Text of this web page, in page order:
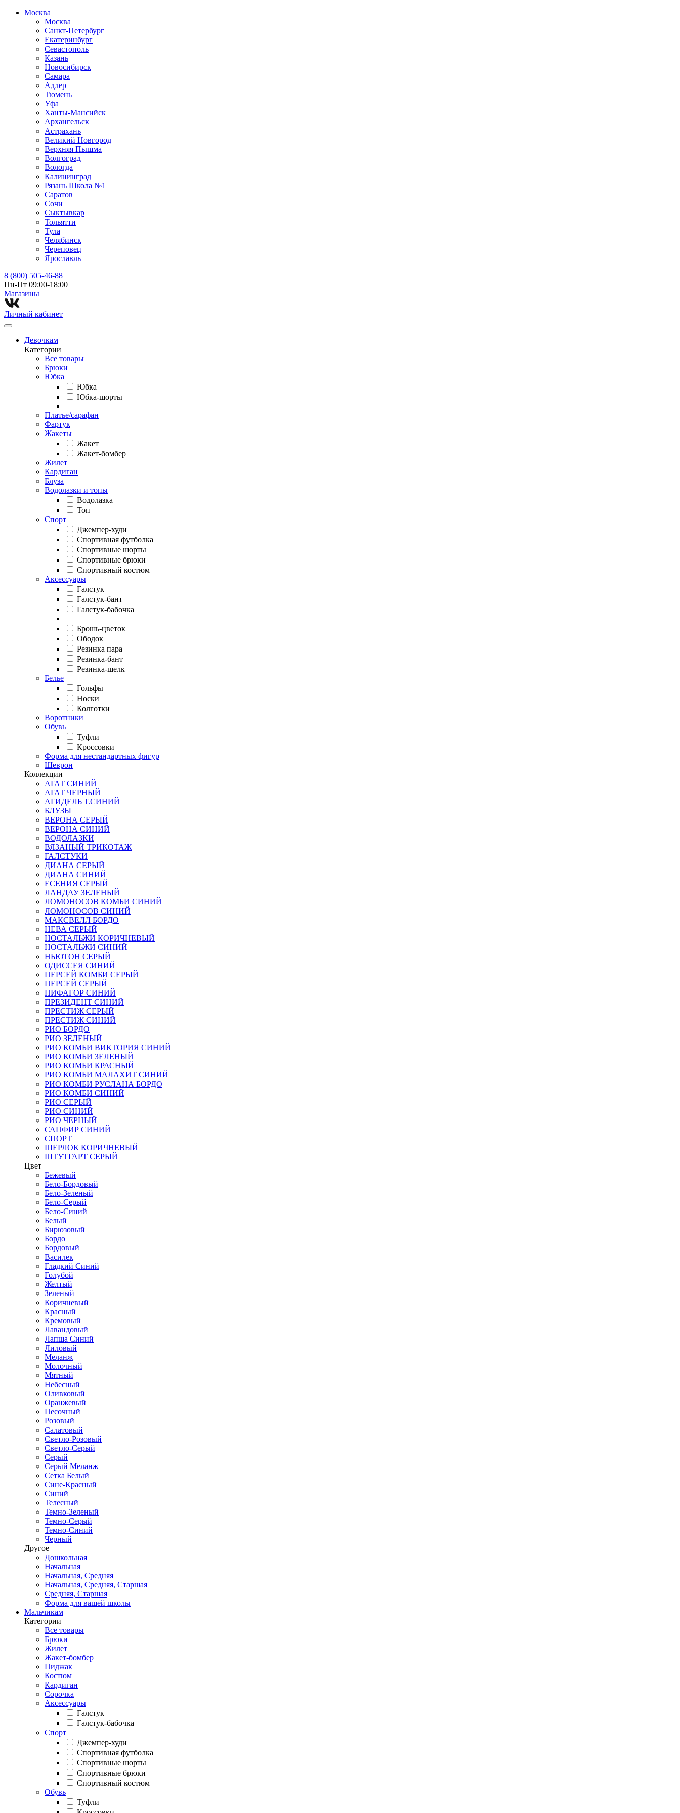
Москва
Москва
Санкт-Петербург
Екатеринбург
Севастополь
Казань
Новосибирск
Самара
Адлер
Тюмень
Уфа
Ханты-Мансийск
Архангельск
Астрахань
Великий Новгород
Верхняя Пышма
Волгоград
Вологда
Калининград
Рязань Школа №1
Саратов
Сочи
Сыктывкар
Тольятти
Тула
Челябинск
Череповец
Ярославль
8 (800) 505-46-88
Пн-Пт 09:00-18:00
Магазины⁠
Личный кабинет
Девочкам
Категории
Все товары
Брюки
Юбка
Юбка
Юбка-шорты
Платье/сарафан
Фартук
Жакеты
Жакет
Жакет-бомбер
Жилет
Кардиган
Блуза
Водолазки и топы
Водолазка
Топ
Спорт
Джемпер-худи
Спортивная футболка
Спортивные шорты
Спортивные брюки
Спортивный костюм
Аксессуары
Галстук
Галстук-бант
Галстук-бабочка
Брошь-цветок
Ободок
Резинка пара
Резинка-бант
Резинка-шелк
Белье
Гольфы
Носки
Колготки
Воротники
Обувь
Туфли
Кроссовки
Форма для нестандартных фигур
Шеврон
Коллекции
АГАТ СИНИЙ
АГАТ ЧЕРНЫЙ
АГИДЕЛЬ Т.СИНИЙ
БЛУЗЫ
ВЕРОНА СЕРЫЙ
ВЕРОНА СИНИЙ
ВОДОЛАЗКИ
ВЯЗАНЫЙ ТРИКОТАЖ
ГАЛСТУКИ
ДИАНА СЕРЫЙ
ДИАНА СИНИЙ
ЕСЕНИЯ СЕРЫЙ
ЛАНДАУ ЗЕЛЕНЫЙ
ЛОМОНОСОВ КОМБИ СИНИЙ
ЛОМОНОСОВ СИНИЙ
МАКСВЕЛЛ БОРДО
НЕВА СЕРЫЙ
НОСТАЛЬЖИ КОРИЧНЕВЫЙ
НОСТАЛЬЖИ СИНИЙ
НЬЮТОН СЕРЫЙ
ОДИССЕЯ СИНИЙ
ПЕРСЕЙ КОМБИ СЕРЫЙ
ПЕРСЕЙ СЕРЫЙ
ПИФАГОР СИНИЙ
ПРЕЗИДЕНТ СИНИЙ
ПРЕСТИЖ СЕРЫЙ
ПРЕСТИЖ СИНИЙ
РИО БОРДО
РИО ЗЕЛЕНЫЙ
РИО КОМБИ ВИКТОРИЯ СИНИЙ
РИО КОМБИ ЗЕЛЕНЫЙ
РИО КОМБИ КРАСНЫЙ
РИО КОМБИ МАЛАХИТ СИНИЙ
РИО КОМБИ РУСЛАНА БОРДО
РИО КОМБИ СИНИЙ
РИО СЕРЫЙ
РИО СИНИЙ
РИО ЧЕРНЫЙ
САПФИР СИНИЙ
СПОРТ
ШЕРЛОК КОРИЧНЕВЫЙ
ШТУТГАРТ СЕРЫЙ
Цвет
Бежевый
Бело-Бордовый
Бело-Зеленый
Бело-Серый
Бело-Синий
Белый
Бирюзовый
Бордо
Бордовый
Василек
Гладкий Синий
Голубой
Желтый
Зеленый
Коричневый
Красный
Кремовый
Лавандовый
Лапша Синий
Лиловый
Меланж
Молочный
Мятный
Небесный
Оливковый
Оранжевый
Песочный
Розовый
Салатовый
Светло-Розовый
Светло-Серый
Серый
Серый Меланж
Сетка Белый
Сине-Красный
Синий
Телесный
Темно-Зеленый
Темно-Серый
Темно-Синий
Черный
Другое
Дошкольная
Начальная
Начальная, Средняя
Начальная, Средняя, Старшая
Средняя, Старшая
Форма для вашей школы
Мальчикам
Категории
Все товары
Брюки
Жилет
Жакет-бомбер
Пиджак
Костюм
Кардиган
Сорочка
Аксессуары
Галстук
Галстук-бабочка
Спорт
Джемпер-худи
Спортивная футболка
Спортивные шорты
Спортивные брюки
Спортивный костюм
Обувь
Туфли